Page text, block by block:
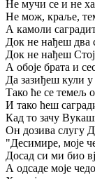
Не мучи се и не
Не мож, краље,
А камоли
Док не нађеш два
Док не нађеш
А обоје брата и
Да зазиђеш кули
Тако ће се темељ
И тако ћеш
Кад то зачу
Он дозива слугу
"Десимире, моје
Досад си ми био
А одсаде моје